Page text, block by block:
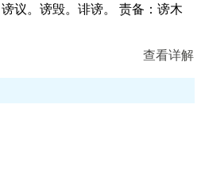
议。谤毁。诽谤。 责备：谤木
查看详解